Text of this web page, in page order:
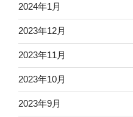
2024年1月
2023年12月
2023年11月
2023年10月
2023年9月